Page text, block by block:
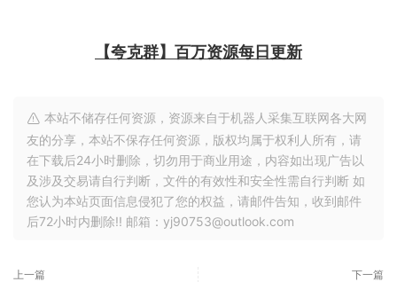
【夸克群】百万资源每日更新
本站不储存任何资源，资源来自于机器人采集互联网各大网
友的分享，本站不保存任何资源，版权均属于权利人所有，请
在下载后24小时删除，切勿用于商业用途，内容如出现广告以
及涉及交易请自行判断，文件的有效性和安全性需自行判断 如
您认为本站页面信息侵犯了您的权益，请邮件告知，收到邮件
后72小时内删除!! 邮箱：yj90753@outlook.com
上一篇 下一篇